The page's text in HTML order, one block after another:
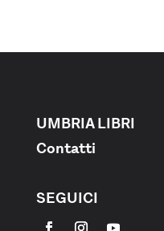
UMBRIA LIBRI
Contatti
SEGUICI